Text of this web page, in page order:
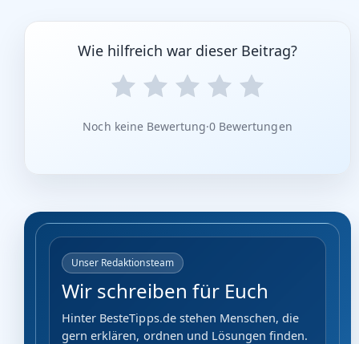
Wie hilfreich war dieser Beitrag?
Noch keine Bewertung·0 Bewertungen
Unser Redaktionsteam
Wir schreiben für Euch
Hinter BesteTipps.de stehen Menschen, die
gern erklären, ordnen und Lösungen finden.